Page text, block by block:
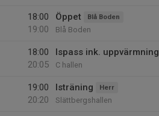
18:00
19:00
Öppet Blå Boden
Blå Boden
18:00
20:05
Ispass ink. uppvärmning
C hallen
19:00
20:20
Isträning Herr
Slättbergshallen